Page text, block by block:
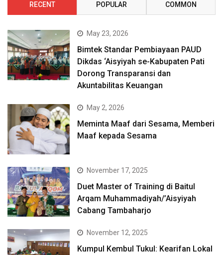
RECENT POPULAR COMMON
May 23, 2026
Bimtek Standar Pembiayaan PAUD
Dikdas ‘Aisyiyah se-Kabupaten Pati
Dorong Transparansi dan
Akuntabilitas Keuangan
May 2, 2026
Meminta Maaf dari Sesama, Memberi
Maaf kepada Sesama
November 17, 2025
Duet Master of Training di Baitul
Arqam Muhammadiyah/’Aisyiyah
Cabang Tambaharjo
November 12, 2025
Kumpul Kembul Tukul: Kearifan Lokal